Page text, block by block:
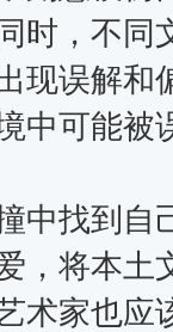
时，不
现误解
中可能
找到自
，将本
术家也